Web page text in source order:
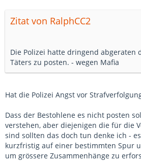
Zitat von RalphCC2
Die Polizei hatte dringend abgeraten
Täters zu posten. - wegen Mafia
Hat die Polizei Angst vor
Dass der Bestohlene es nicht posten
verstehen, aber diejenigen die für die
sind sollten das doch tun denke ich -
kurzfristig auf einer bestimmten Spur
um grössere Zusammenhänge zu